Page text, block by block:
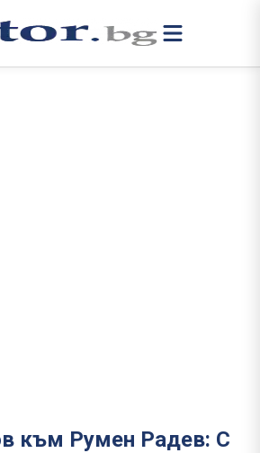
към Румен Радев: С